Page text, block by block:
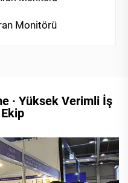
Monitörü
· Yüksek Verimli İş